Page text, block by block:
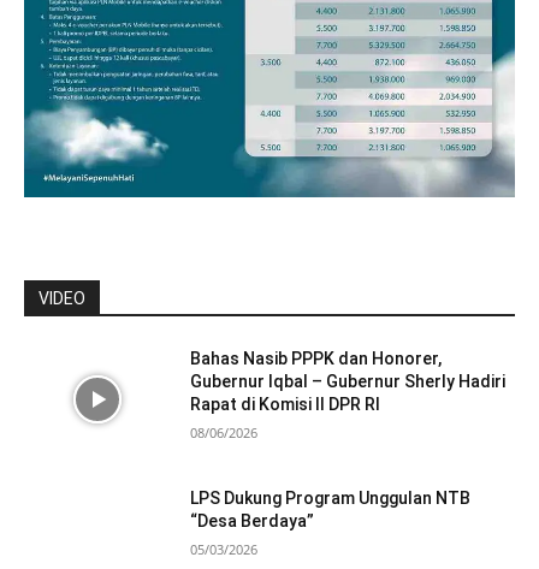
VIDEO
Bahas Nasib PPPK dan Honorer,
Gubernur Iqbal – Gubernur Sherly Hadiri
Rapat di Komisi II DPR RI
08/06/2026
LPS Dukung Program Unggulan NTB
“Desa Berdaya”
05/03/2026